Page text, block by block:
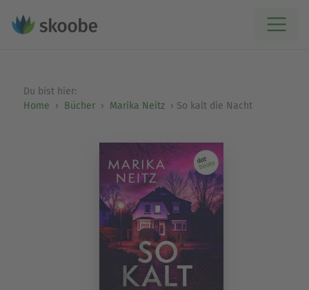
Du bist hier:
Home
Bücher Marika Neitz So kalt die Nacht